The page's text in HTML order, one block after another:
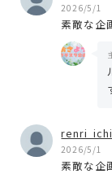
2026/5/1
素敵な企
2026/5/1
素敵な企